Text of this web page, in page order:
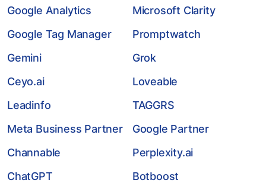
Google Analytics
Microsoft Clarity
Google Tag Manager
Promptwatch
Gemini
Grok
Ceyo.ai
Loveable
Leadinfo
TAGGRS
Meta Business Partner
Google Partner
Channable
Perplexity.ai
ChatGPT
Botboost